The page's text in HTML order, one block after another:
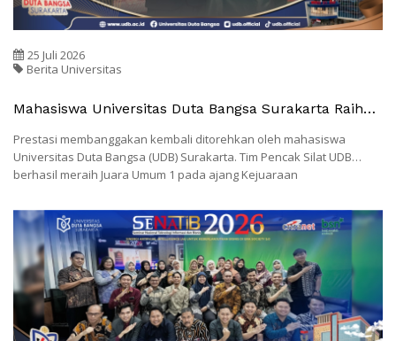
25 Juli 2026
Berita Universitas
Mahasiswa Universitas Duta Bangsa Surakarta Raih
Cup Sukoharjo 2026
Prestasi membanggakan kembali ditorehkan oleh mahasiswa
Universitas Duta Bangsa (UDB) Surakarta. Tim Pencak Silat UDB
berhasil meraih Juara Umum 1 pada ajang Kejuaraan